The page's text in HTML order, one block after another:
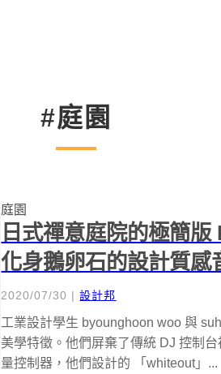
#庭園
庭園
日式禪意庭院的極簡
化身鵝卵石的設計質感
2020/07/30 |設計邦
工業設計學生 byounghoon woo 與
美學特徵。他們屏棄了傳統 DJ 控制
量控制器，他們設計的 「whiteout」...